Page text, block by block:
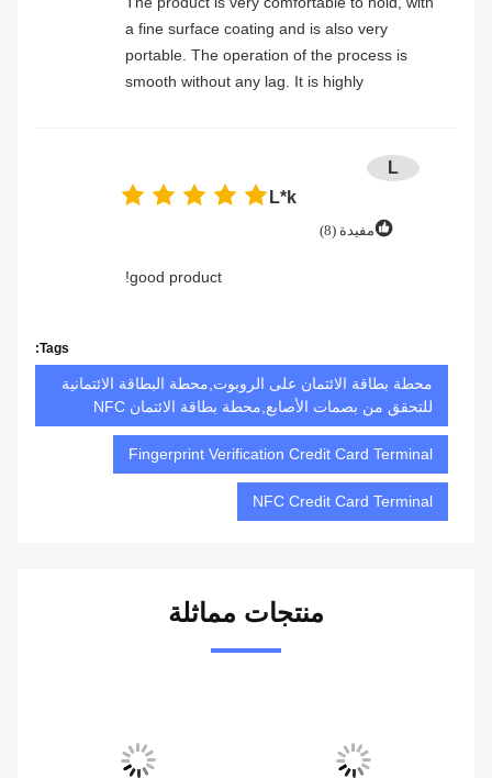
a fine surface coating and is also very
portable. The operation of the process is
smooth without any lag. It is highly
L
L*k
مفيدة (8)
good product!
Tags:
محطة بطاقة الائتمان على الروبوت,محطة البطاقة الائتمانية
للتحقق من بصمات الأصابع,محطة بطاقة الائتمان NFC
Fingerprint Verification Credit Card Terminal
NFC Credit Card Terminal
منتجات مماثلة